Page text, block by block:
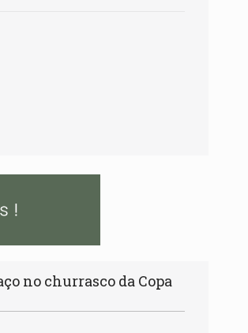
no churrasco da Copa